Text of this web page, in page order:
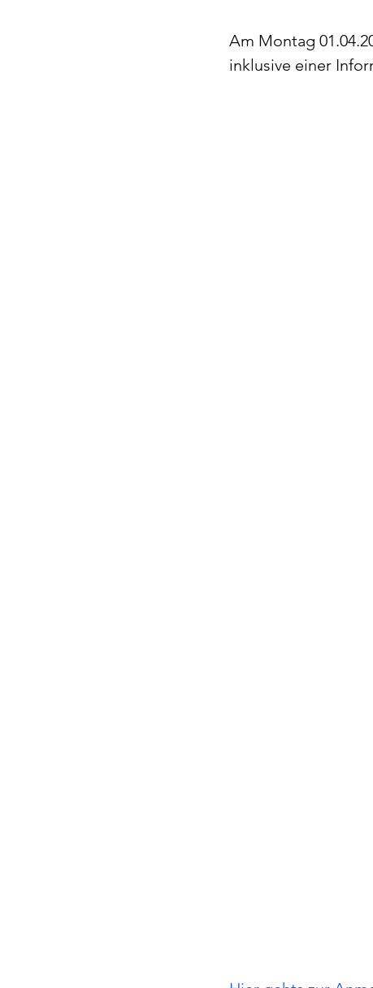
Am Montag
inklusive einer